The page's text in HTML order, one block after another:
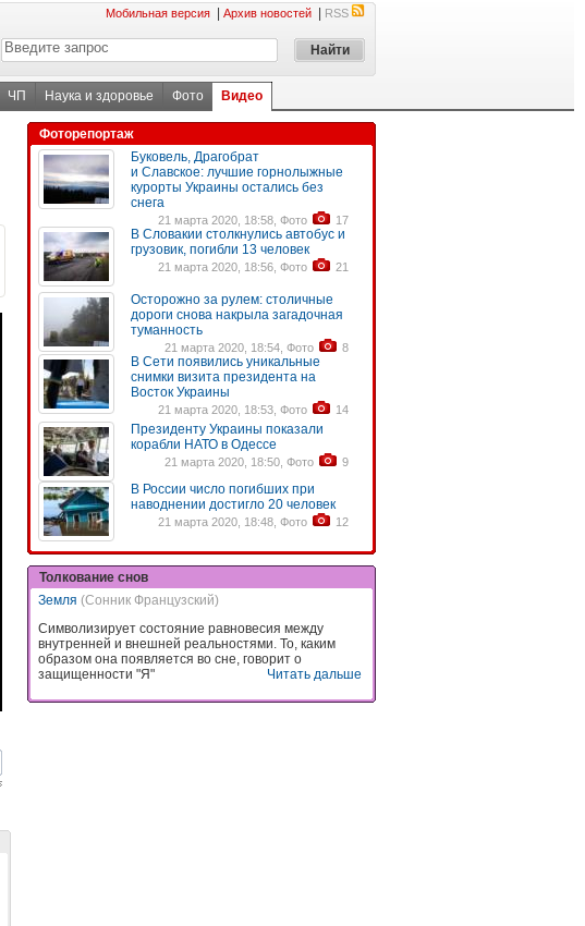
Мобильная версия Архив новостей RSS
ЧП Наука и здоровье Фото Видео
Фоторепортаж
Буковель, Драгобрат
и Славское: лучшие горнолыжные
курорты Украины остались без
снега
21 марта 2020, 18:58, Фото 17
В Словакии столкнулись автобус и
грузовик, погибли 13 человек
21 марта 2020, 18:56, Фото 21
Осторожно за рулем: столичные
дороги снова накрыла загадочная
туманность
21 марта 2020, 18:54, Фото 8
В Сети появились уникальные
снимки визита президента на
Восток Украины
21 марта 2020, 18:53, Фото 14
Президенту Украины показали
корабли НАТО в Одессе
21 марта 2020, 18:50, Фото 9
В России число погибших при
наводнении достигло 20 человек
21 марта 2020, 18:48, Фото 12
Толкование снов
Земля (Сонник Французский)
Символизирует состояние равновесия между
внутренней и внешней реальностями. То, каким
образом она появляется во сне, говорит о
защищенности "Я"
Читать дальше